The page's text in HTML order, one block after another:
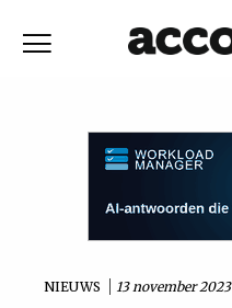
Vaktechniek
NIEUWS 13 november 2023